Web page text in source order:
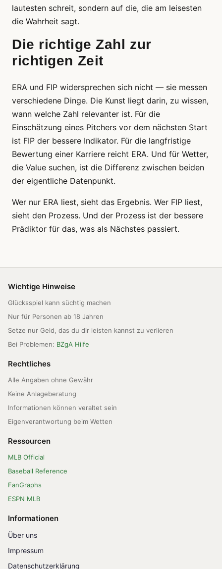
lautesten schreit, sondern auf die, die am leisesten
die Wahrheit sagt.
Die richtige Zahl zur
richtigen Zeit
ERA und FIP widersprechen sich nicht — sie messen
verschiedene Dinge. Die Kunst liegt darin, zu wissen,
wann welche Zahl relevanter ist. Für die
Einschätzung eines Pitchers vor dem nächsten Start
ist FIP der bessere Indikator. Für die langfristige
Bewertung einer Karriere reicht ERA. Und für Wetter,
die Value suchen, ist die Differenz zwischen beiden
der eigentliche Datenpunkt.
Wer nur ERA liest, sieht das Ergebnis. Wer FIP liest,
sieht den Prozess. Und der Prozess ist der bessere
Prädiktor für das, was als Nächstes passiert.
Wichtige Hinweise
Glücksspiel kann süchtig machen
Nur für Personen ab 18 Jahren
Setze nur Geld, das du dir leisten kannst zu verlieren
Bei Problemen: BZgA Hilfe
Rechtliches
Alle Angaben ohne Gewähr
Keine Anlageberatung
Informationen können veraltet sein
Eigenverantwortung beim Wetten
Ressourcen
MLB Official
Baseball Reference
FanGraphs
ESPN MLB
Informationen
Über uns
Impressum
Datenschutzerklärung